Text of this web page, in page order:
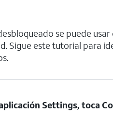
se puede
Sigue este tutorial para
Settings, toca